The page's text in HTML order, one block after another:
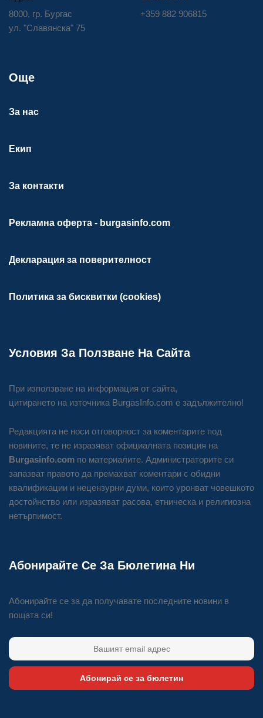
8000, гр. Бургас
ул. "Славянска" 75
+359 882 906815
Още
За нас
Екип
За контакти
Рекламна оферта - burgasinfo.com
Декларация за поверителност
Политика за бисквитки (cookies)
Условия За Ползване На Сайта
При използване на информация от сайта,
цитирането на източника BurgasInfo.com е задължително!
Редакцията не носи отговорност за коментарите под
новините, те не изразяват официалната позиция на
Burgasinfo.com по материалите. Администраторите си
запазват правото да премахват коментари с обидни
квалификации и нецензурни думи, които уронват човешкото
достойнство или изразяват расова, етническа и религиозна
нетърпимост.
Абонирайте Се За Бюлетина Ни
Абонирайте се за да получавате последните новини в
пощата си!
Абонирай се за бюлетин